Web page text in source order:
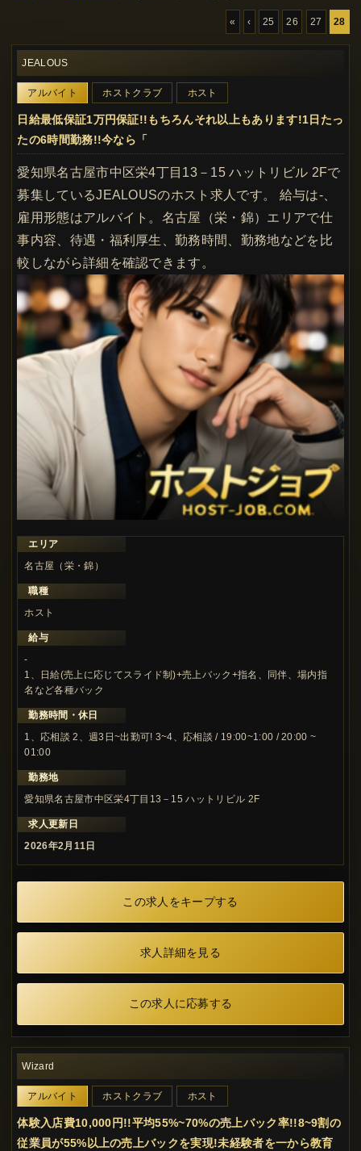
« ‹ 25 26 27 28
JEALOUS
アルバイト ホストクラブ ホスト
日給最低保証1万円保証!!もちろんそれ以上もあります!1日たっ
たの6時間勤務!!今なら「
愛知県名古屋市中区栄4丁目13－15 ハットリビル 2Fで
募集しているJEALOUSのホスト求人です。 給与は-、
雇用形態はアルバイト。名古屋（栄・錦）エリアで仕
事内容、待遇・福利厚生、勤務時間、勤務地などを比
較しながら詳細を確認できます。
エリア
名古屋（栄・錦）
職種
ホスト
給与
-
1、日給(売上に応じてスライド制)+売上バック+指名、同伴、場内指
名など各種バック
勤務時間・休日
1、応相談 2、週3日~出勤可! 3~4、応相談 / 19:00~1:00 / 20:00 ~
01:00
勤務地
愛知県名古屋市中区栄4丁目13－15 ハットリビル 2F
求人更新日
2026年2月11日
この求人をキープする
求人詳細を見る
この求人に応募する
Wizard
アルバイト ホストクラブ ホスト
体験入店費10,000円!!平均55%~70%の売上バック率!!8~9割の
従業員が55%以上の売上バックを実現!未経験者を一から教育